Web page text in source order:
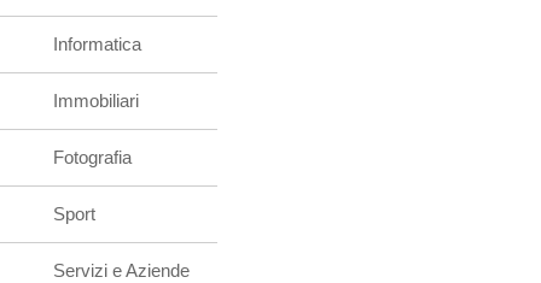
Informatica
Immobiliari
Fotografia
Sport
Servizi e Aziende